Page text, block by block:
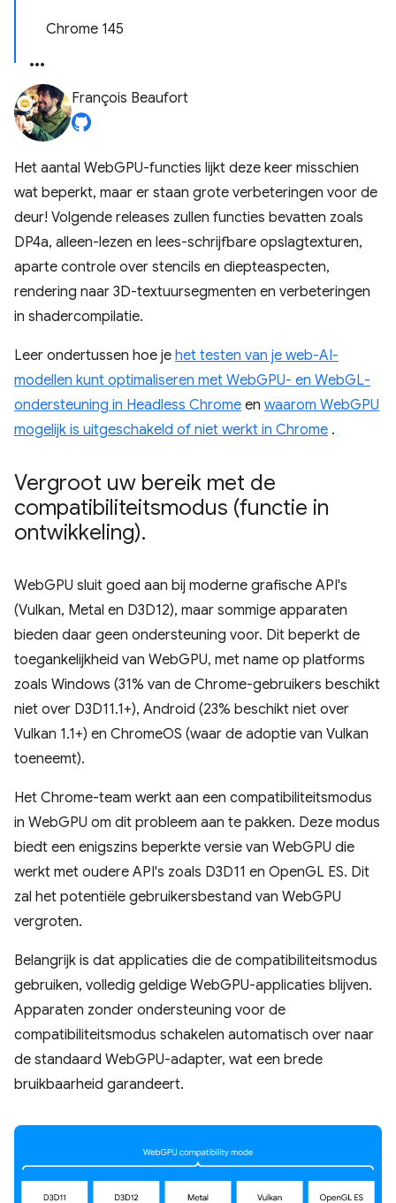
Chrome 145
François Beaufort
Het aantal WebGPU-functies lijkt deze keer misschien
wat beperkt, maar er staan ​​grote verbeteringen voor de
deur! Volgende releases zullen functies bevatten zoals
DP4a, alleen-lezen en lees-schrijfbare opslagtexturen,
aparte controle over stencils en diepteaspecten,
rendering naar 3D-textuursegmenten en verbeteringen
in shadercompilatie.
Leer ondertussen hoe je het testen van je web-AI-
modellen kunt optimaliseren met WebGPU- en WebGL-
ondersteuning in Headless Chrome en waarom WebGPU
mogelijk is uitgeschakeld of niet werkt in Chrome .
Vergroot uw bereik met de
compatibiliteitsmodus (functie in
ontwikkeling).
WebGPU sluit goed aan bij moderne grafische API's
(Vulkan, Metal en D3D12), maar sommige apparaten
bieden daar geen ondersteuning voor. Dit beperkt de
toegankelijkheid van WebGPU, met name op platforms
zoals Windows (31% van de Chrome-gebruikers beschikt
niet over D3D11.1+), Android (23% beschikt niet over
Vulkan 1.1+) en ChromeOS (waar de adoptie van Vulkan
toeneemt).
Het Chrome-team werkt aan een compatibiliteitsmodus
in WebGPU om dit probleem aan te pakken. Deze modus
biedt een enigszins beperkte versie van WebGPU die
werkt met oudere API's zoals D3D11 en OpenGL ES. Dit
zal het potentiële gebruikersbestand van WebGPU
vergroten.
Belangrijk is dat applicaties die de compatibiliteitsmodus
gebruiken, volledig geldige WebGPU-applicaties blijven.
Apparaten zonder ondersteuning voor de
compatibiliteitsmodus schakelen automatisch over naar
de standaard WebGPU-adapter, wat een brede
bruikbaarheid garandeert.